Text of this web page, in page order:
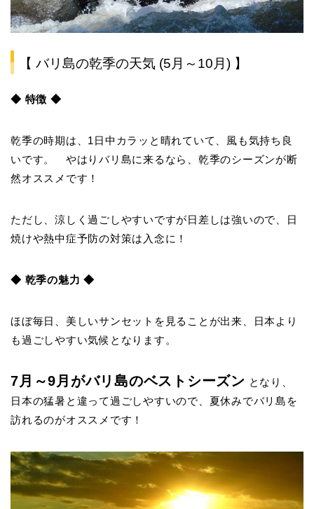
【 バリ島の乾季の天気 (5月～10月) 】
◆ 特徴 ◆
乾季の時期は、1日中カラッと晴れていて、風も気持ち良
いです。 やはりバリ島に来るなら、乾季のシーズンが断
然オススメです！
ただし、涼しく過ごしやすいですが日差しは強いので、日
焼けや熱中症予防の対策は入念に！
◆ 乾季の魅力 ◆
ほぼ毎日、美しいサンセットを見ることが出来、日本より
も過ごしやすい気候となります。
7月～9月がバリ島のベストシーズン となり、
日本の猛暑と違って過ごしやすいので、夏休みでバリ島を
訪れるのがオススメです！